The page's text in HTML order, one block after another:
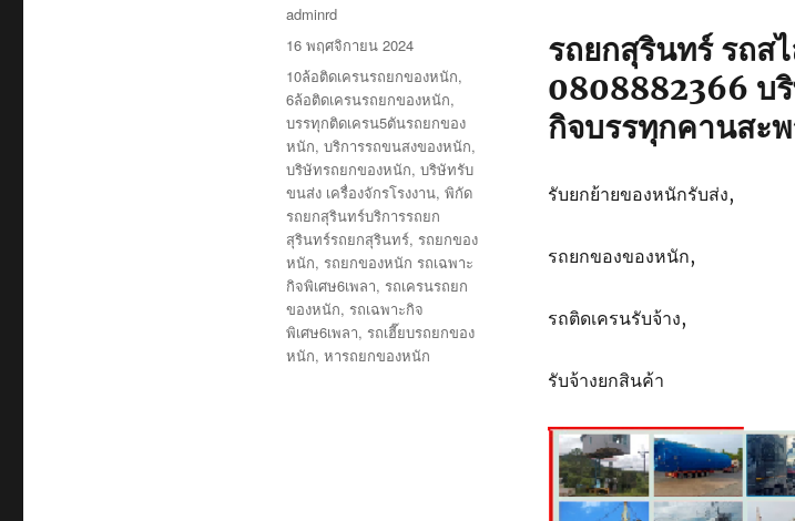
รถยกสุรินทร์ รถส
0808882366 บริ
กิจบรรทุกคานสะ
รับยกย้ายของหนักรับส่ง,
รถยกของของหนัก,
รถติดเครนรับจ้าง,
รับจ้างยกสินค้า
ผู้
เขียน
adminrd
เขียน
เมื่อ
16 พฤศจิกายน 2024
ป้าย
กำกับ
10ล้อติดเครนรถยกของหนัก,
6ล้อติดเครนรถยกของหนัก,
บรรทุกติดเครน5ตันรถยกของ
หนัก, บริการรถขนสงของหนัก,
บริษัทรถยกของหนัก, บริษัทรับ
ขนส่ง เครื่องจักรโรงงาน, พิกัด
รถยกสุรินทร์บริการรถยก
สุรินทร์รถยกสุรินทร์, รถยกของ
หนัก, รถยกของหนัก รถเฉพาะ
กิจพิเศษ6เพลา, รถเครนรถยก
ของหนัก, รถเฉพาะกิจ
พิเศษ6เพลา, รถเฮี๊ยบรถยกของ
หนัก, หารถยกของหนัก